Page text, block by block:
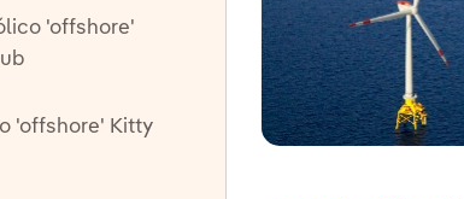
'offshore'
'offshore' Kitty